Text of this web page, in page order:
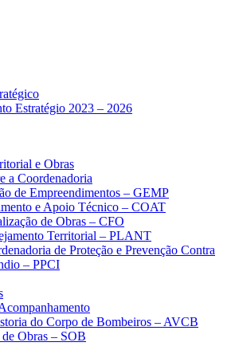
Estratégio 2023 – 2026
e Obras
a Coordenadoria
de Empreendimentos – GEMP
e Apoio Técnico – COAT
de Obras – CFO
Territorial – PLANT
de Proteção e Prevenção Contra
– PPCI
do Corpo de Bombeiros – AVCB
Obras – SOB